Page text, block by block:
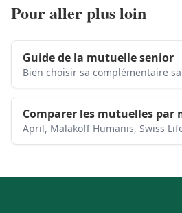
Pour aller plus loin
Guide de la mutuelle senior
Bien choisir sa complémentaire
Comparer les mutuelles par
April, Malakoff Humanis, Swiss